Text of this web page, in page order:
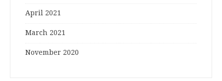
April 2021
March 2021
November 2020